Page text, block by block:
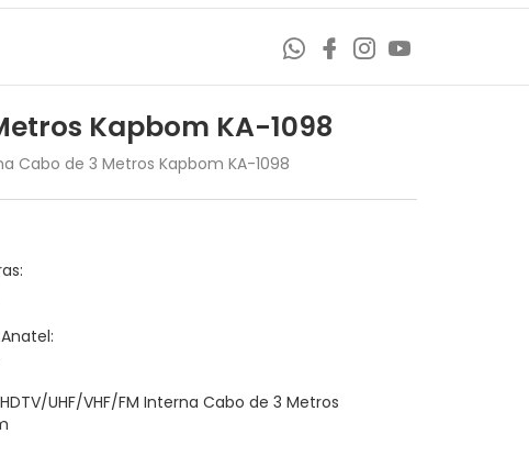
Kapbom KA-1098
Cabo de 3 Metros Kapbom KA-1098
UHF/VHF/FM Interna Cabo de 3 Metros